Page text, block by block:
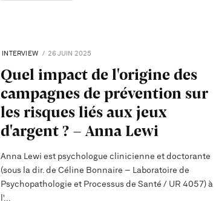
INTERVIEW 26 JUIN 2025
Quel impact de l'origine des
campagnes de prévention sur
les risques liés aux jeux
d'argent ? - Anna Lewi
Anna Lewi est psychologue clinicienne et doctorante
(sous la dir. de Céline Bonnaire – Laboratoire de
Psychopathologie et Processus de Santé / UR 4057) à
l'